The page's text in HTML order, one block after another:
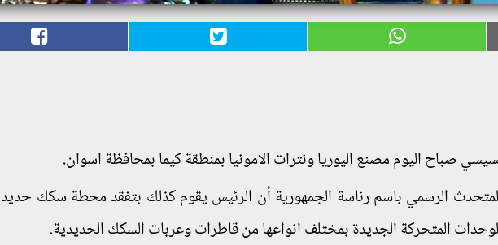
صباح اليوم مصنع اليوريا ونترات الامونيا بمنطقة كيما بمحافظة اسوان.
الرسمي باسم رئاسة الجمهورية أن الرئيس يقوم كذلك بتفقد محطة سكك
المتحركة الجديدة بمختلف انواعها من قاطرات وعربات السكك الحديدية.